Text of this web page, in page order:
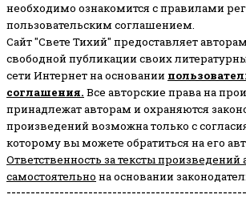
необходимо ознакомится с правилами
пользовательским соглашением.
Сайт "Свете Тихий" предоставляет
свободной публикации своих
сети Интернет на основании
соглашения. Все авторские права на
принадлежат авторам и охраняются
произведений возможна только с
которому вы можете обратиться на его
Ответственность за тексты произведений
самостоятельно на основании